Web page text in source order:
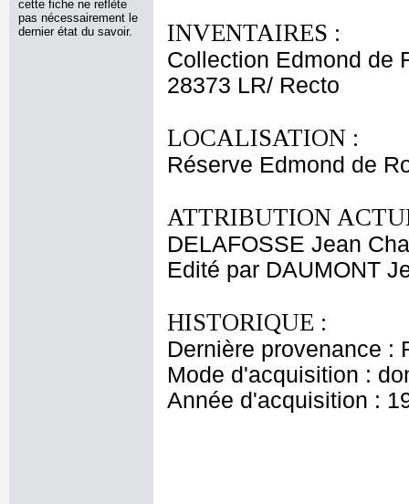
cette fiche ne reflète
pas nécessairement le
dernier état du savoir.
INVENTAIRES :
Collection Edmond de
28373 LR/ Recto
LOCALISATION :
Réserve Edmond de
ATTRIBUTION
DELAFOSSE Jean
Edité par DAUMONT
HISTORIQUE :
Dernière provenance :
Mode d'acquisition :
Année d'acquisition :